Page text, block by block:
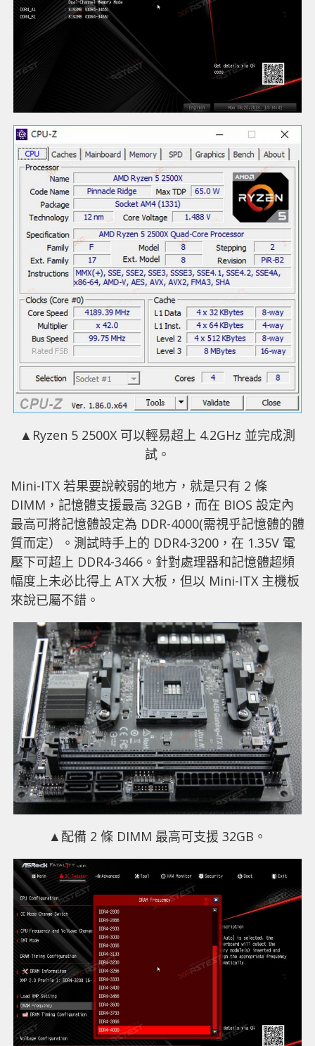
▲Ryzen 5 2500X 可以輕易超上 4.2GHz 並完成測
試。
Mini-ITX 若果要說較弱的地方，就是只有 2 條
DIMM，記憶體支援最高 32GB，而在 BIOS 設定內
最高可將記憶體設定為 DDR-4000(需視乎記憶體的體
質而定）。測試時手上的 DDR4-3200，在 1.35V 電
壓下可超上 DDR4-3466。針對處理器和記憶體超頻
幅度上未必比得上 ATX 大板，但以 Mini-ITX 主機板
來說已屬不錯。
▲配備 2 條 DIMM 最高可支援 32GB。